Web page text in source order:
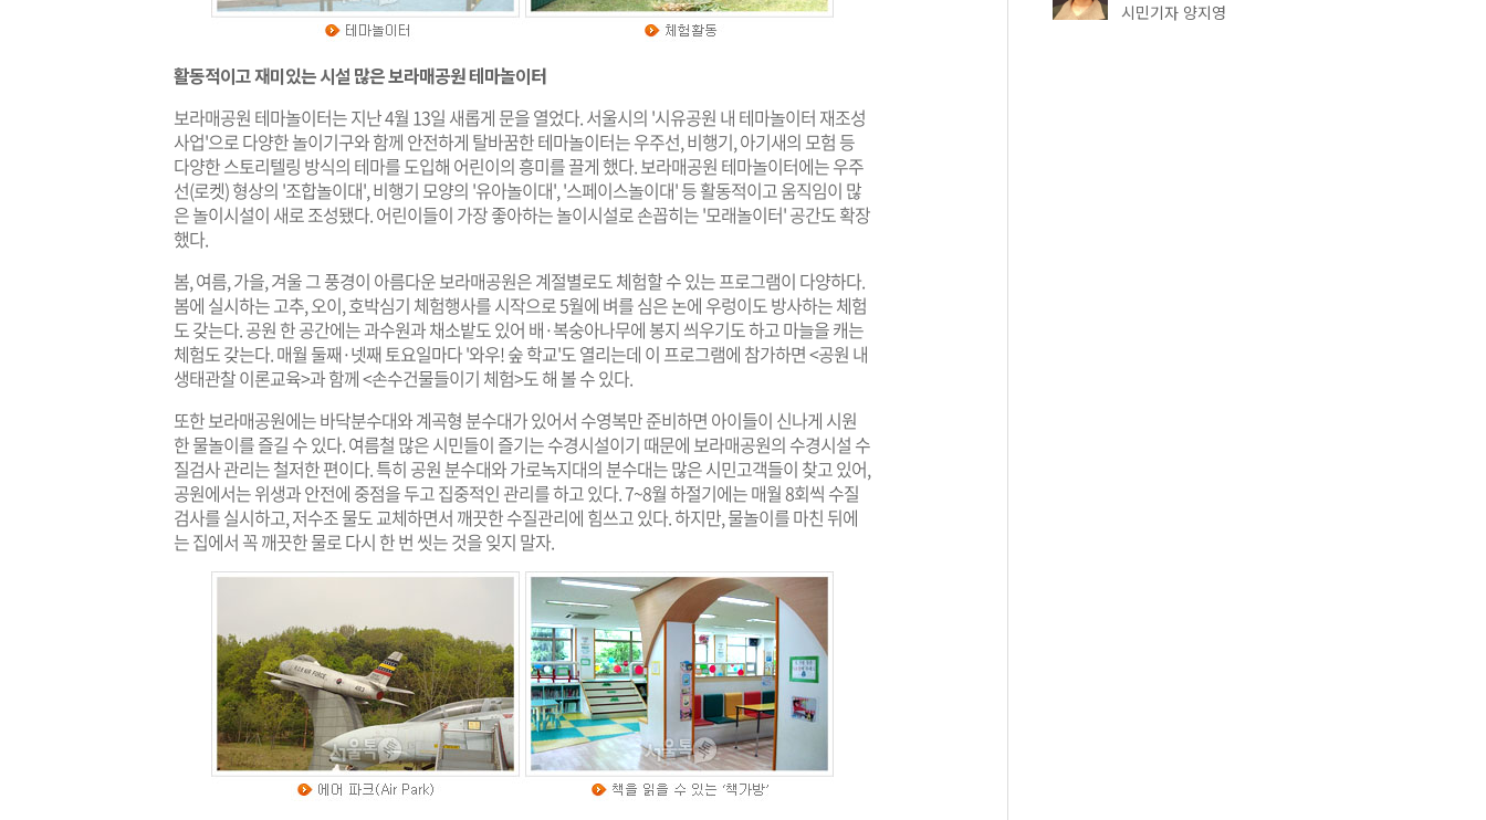
활동적이고 재미있는 시설 많은 보라매공원 테마놀이터
보라매공원 테마놀이터는 지난 4월 13일 새롭게 문을 열었다. 서울시의 '시유공원 내 테마놀이터 재조성
사업'으로 다양한 놀이기구와 함께 안전하게 탈바꿈한 테마놀이터는 우주선, 비행기, 아기새의 모험 등
다양한 스토리텔링 방식의 테마를 도입해 어린이의 흥미를 끌게 했다. 보라매공원 테마놀이터에는 우주
선(로켓) 형상의 '조합놀이대', 비행기 모양의 '유아놀이대', '스페이스놀이대' 등 활동적이고 움직임이 많
은 놀이시설이 새로 조성됐다. 어린이들이 가장 좋아하는 놀이시설로 손꼽히는 '모래놀이터' 공간도 확장
했다.
봄, 여름, 가을, 겨울 그 풍경이 아름다운 보라매공원은 계절별로도 체험할 수 있는 프로그램이 다양하다.
봄에 실시하는 고추, 오이, 호박심기 체험행사를 시작으로 5월에 벼를 심은 논에 우렁이도 방사하는 체험
도 갖는다. 공원 한 공간에는 과수원과 채소밭도 있어 배·복숭아나무에 봉지 씌우기도 하고 마늘을 캐는
체험도 갖는다. 매월 둘째·넷째 토요일마다 '와우! 숲 학교'도 열리는데 이 프로그램에 참가하면 <공원 내
생태관찰 이론교육>과 함께 <손수건물들이기 체험>도 해 볼 수 있다.
또한 보라매공원에는 바닥분수대와 계곡형 분수대가 있어서 수영복만 준비하면 아이들이 신나게 시원
한 물놀이를 즐길 수 있다. 여름철 많은 시민들이 즐기는 수경시설이기 때문에 보라매공원의 수경시설 수
질검사 관리는 철저한 편이다. 특히 공원 분수대와 가로녹지대의 분수대는 많은 시민고객들이 찾고 있어,
공원에서는 위생과 안전에 중점을 두고 집중적인 관리를 하고 있다. 7~8월 하절기에는 매월 8회씩 수질
검사를 실시하고, 저수조 물도 교체하면서 깨끗한 수질관리에 힘쓰고 있다. 하지만, 물놀이를 마친 뒤에
는 집에서 꼭 깨끗한 물로 다시 한 번 씻는 것을 잊지 말자.
시민기자 양지영